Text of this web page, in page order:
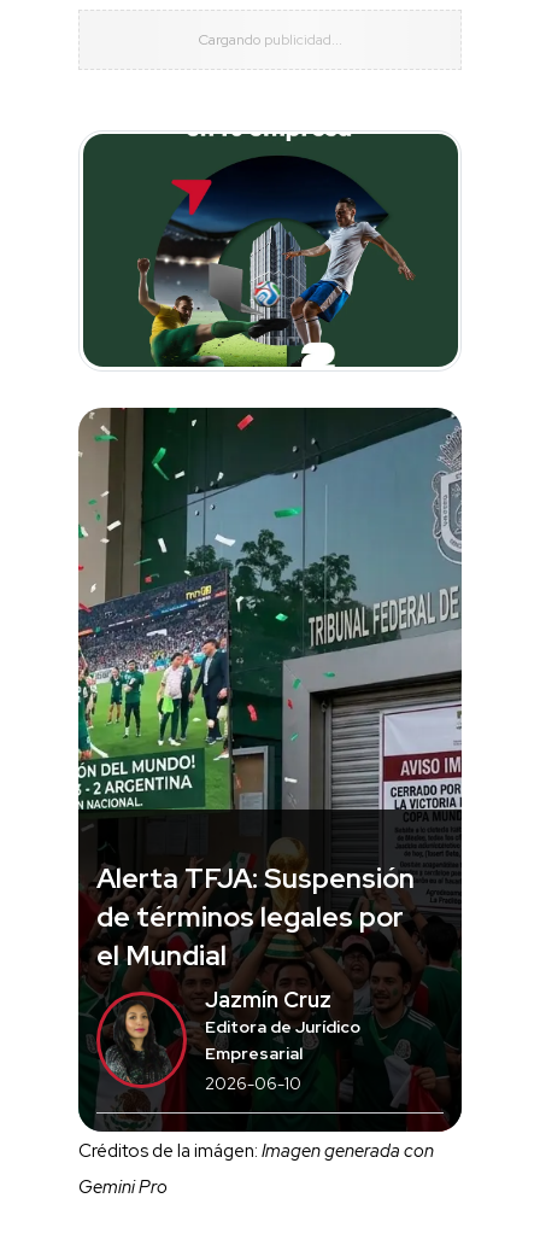
Alerta TFJA: Suspensión
de términos legales por
el Mundial
Jazmín Cruz
Editora de Jurídico
Empresarial
2026-06-10
Créditos de la imágen: Imagen generada con
Gemini Pro